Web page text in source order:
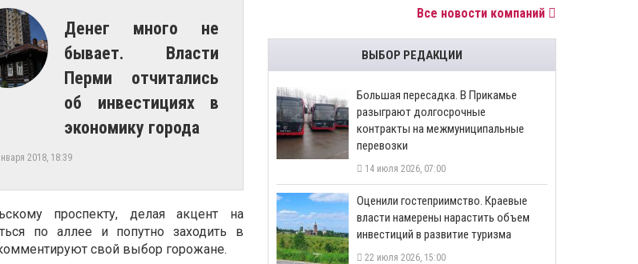
Денег много не
бывает. Власти
Перми отчитались
об инвестициях в
экономику города
2018, 18:39
проспекту, делая акцент на
по аллее и попутно заходить в
свой выбор горожане.
Все новости компаний
ВЫБОР РЕДАКЦИИ
Большая пересадка. В Прикамье
разыграют долгосрочные
контракты на межмуниципальные
перевозки
14 июля 2026, 07:00
Оценили гостеприимство. Краевые
власти намерены нарастить объем
инвестиций в развитие туризма
22 июля 2026, 15:00